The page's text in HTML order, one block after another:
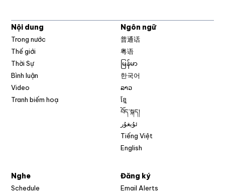
Nội dung
Trong nước
Thế giới
Thời Sự
Bình luận
Video
Tranh biếm hoạ
Ngôn ngữ
普通话
粤语
မြန်မာ
한국어
ລາວ
ខ្មែ
བོད་སྐད།
ئۇيغۇر
Tiếng Việt
English
Nghe
Schedule
Đăng ký
Email Alerts